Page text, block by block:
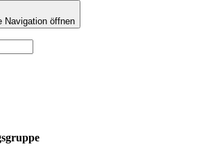
Navigation öffnen